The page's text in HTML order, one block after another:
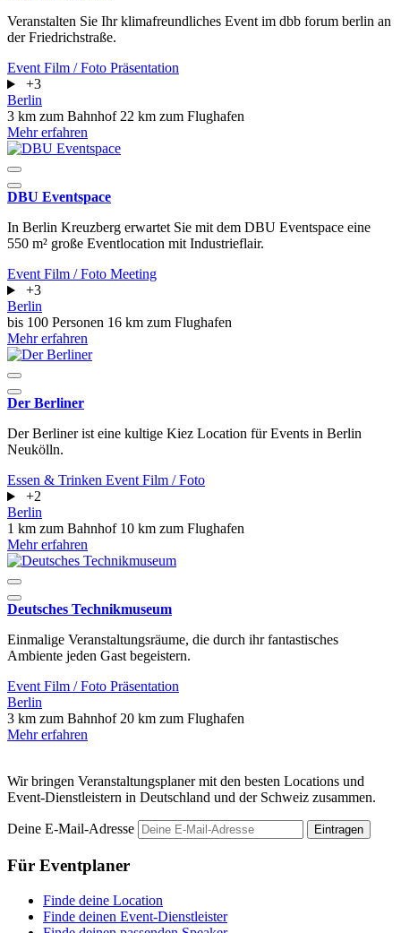
Veranstalten Sie Ihr klimafreundliches Event im dbb forum berlin an
der Friedrichstraße.
Event Film / Foto Präsentation
+3
Berlin
3 km zum Bahnhof 22 km zum Flughafen
Mehr erfahren
DBU Eventspace
In Berlin Kreuzberg erwartet Sie mit dem DBU Eventspace eine
550 m² große Eventlocation mit Industrieflair.
Event Film / Foto Meeting
+3
Berlin
bis 100 Personen 16 km zum Flughafen
Mehr erfahren
Der Berliner
Der Berliner ist eine kultige Kiez Location für Events in Berlin
Neukölln.
Essen & Trinken Event Film / Foto
+2
Berlin
1 km zum Bahnhof 10 km zum Flughafen
Mehr erfahren
Deutsches Technikmuseum
Einmalige Veranstaltungsräume, die durch ihr fantastisches
Ambiente jeden Gast begeistern.
Event Film / Foto Präsentation
Berlin
3 km zum Bahnhof 20 km zum Flughafen
Mehr erfahren
Wir bringen Veranstaltungsplaner mit den besten Locations und
Event-Dienstleistern in Deutschland und der Schweiz zusammen.
Deine E-Mail-Adresse Eintragen
Für Eventplaner
Finde deine Location
Finde deinen Event-Dienstleister